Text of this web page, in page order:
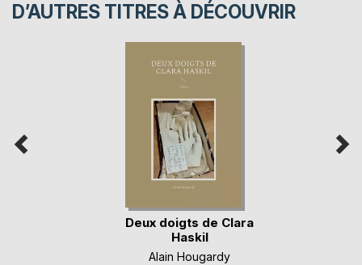
D’AUTRES TITRES À DÉCOUVRIR
Deux doigts de Clara
Haskil
Alain Hougardy